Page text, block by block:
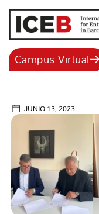
contenido
Campus Virtual
JUNIO 13, 2023